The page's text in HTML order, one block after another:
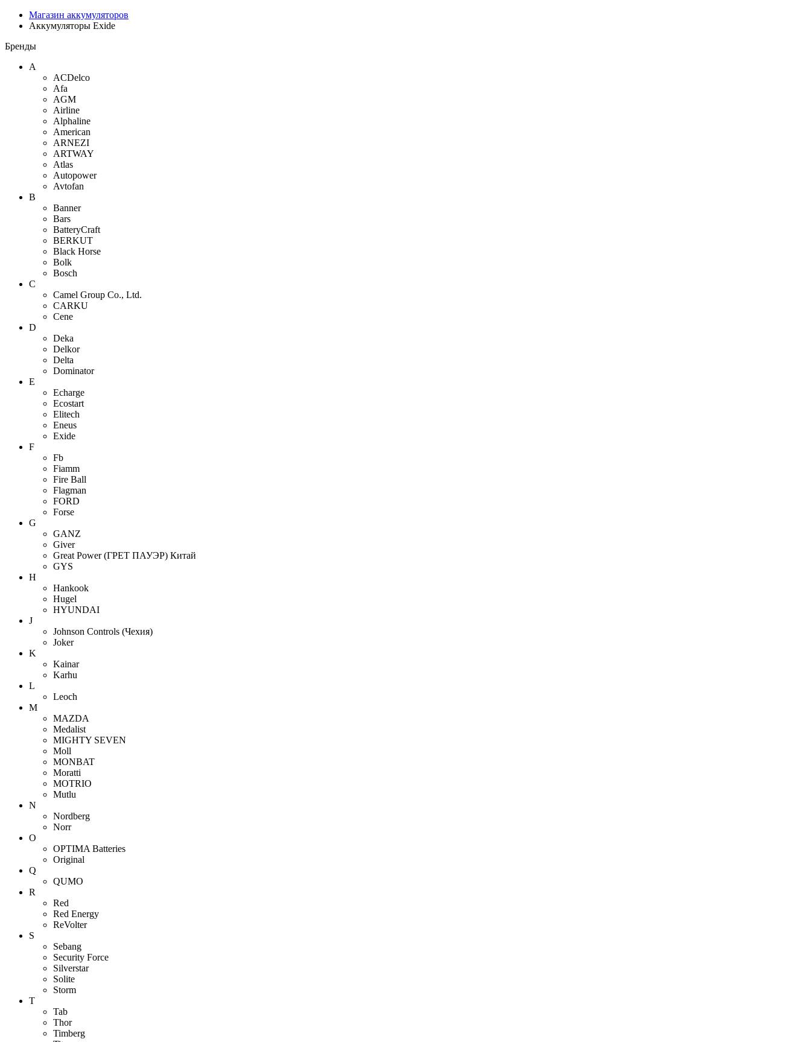
Магазин аккумуляторов
Аккумуляторы Exide
Бренды
A
ACDelco
Afa
AGM
Airline
Alphaline
American
ARNEZI
ARTWAY
Atlas
Autopower
Avtofan
B
Banner
Bars
BatteryCraft
BERKUT
Black Horse
Bolk
Bosch
C
Camel Group Co., Ltd.
CARKU
Cene
D
Deka
Delkor
Delta
Dominator
E
Echarge
Ecostart
Elitech
Eneus
Exide
F
Fb
Fiamm
Fire Ball
Flagman
FORD
Forse
G
GANZ
Giver
Great Power (ГРЕТ ПАУЭР) Китай
GYS
H
Hankook
Hugel
HYUNDAI
J
Johnson Controls (Чехия)
Joker
K
Kainar
Karhu
L
Leoch
M
MAZDA
Medalist
MIGHTY SEVEN
Moll
MONBAT
Moratti
MOTRIO
Mutlu
N
Nordberg
Norr
O
OPTIMA Batteries
Original
Q
QUMO
R
Red
Red Energy
ReVolter
S
Sebang
Security Force
Silverstar
Solite
Storm
T
Tab
Thor
Timberg